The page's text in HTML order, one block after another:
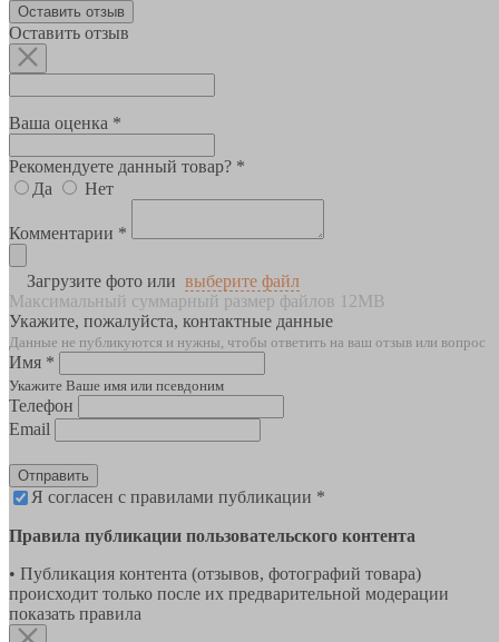
Оставить отзыв
Оставить отзыв
Ваша оценка *
Рекомендуете данный товар? *
Да
Нет
Комментарии *
Загрузите фото или выберите файл
Максимальный суммарный размер файлов 12MB
Укажите, пожалуйста, контактные данные
Данные не публикуются и нужны, чтобы ответить на ваш отзыв или вопрос
Имя *
Укажите Ваше имя или псевдоним
Телефон
Email
Отправить
Я согласен с правилами публикации *
Правила публикации пользовательского контента
• Публикация контента (отзывов, фотографий товара)
происходит только после их предварительной модерации
показать правила